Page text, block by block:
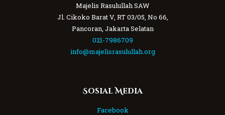
Majelis Rasulullah SAW
Jl. Cikoko Barat V, RT 03/05, No 66,
Pancoran, Jakarta Selatan
021-7986709
info@majelisrasulullah.org
Sosial Media
Facebook